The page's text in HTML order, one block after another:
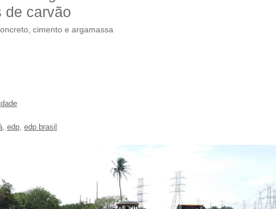
de carvão
cimento e argamassa
, edp, edp brasil